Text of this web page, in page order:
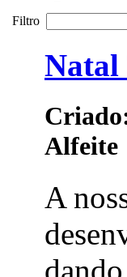
Filtro
Natal
Alfeite
A